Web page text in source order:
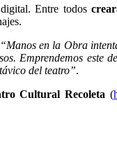
digital. Entre todos
“Manos en la Obra
Emprendemos este
del teatro”.
Cultural Recoleta (